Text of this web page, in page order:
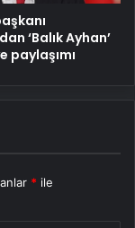
‘Balık Ayhan’
paylaşımı
* ile